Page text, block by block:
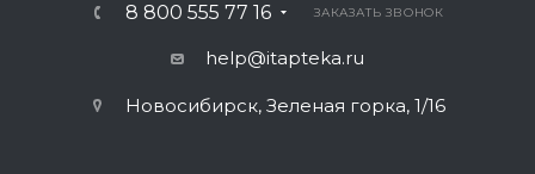
8 800 555 77 16 ЗАКАЗАТЬ ЗВОНОК
help@itapteka.ru
Новосибирск, Зеленая горка, 1/16